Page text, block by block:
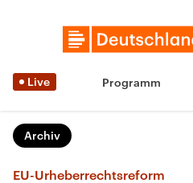
Live Programm
Archiv
EU-Urheberrechtsreform